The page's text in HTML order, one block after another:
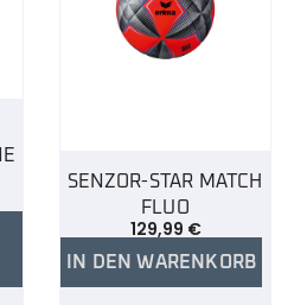
SENZOR-STAR MATCH
FLUO
129,99 €
IN DEN WARENKORB